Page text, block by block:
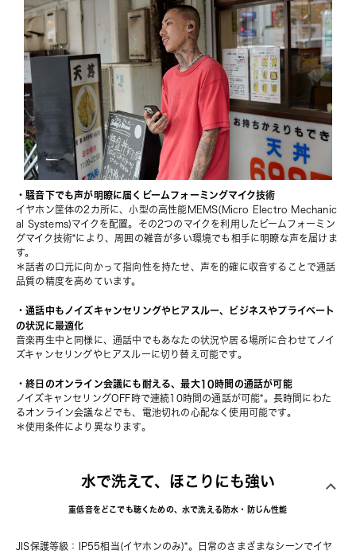
・騒音下でも声が明瞭に届くビームフォーミングマイク技術
イヤホン筐体の2カ所に、小型の高性能MEMS(Micro Electro Mechanic
al Systems)マイクを配置。その2つのマイクを利用したビームフォーミン
グマイク技術*により、周囲の雑音が多い環境でも相手に明瞭な声を届けま
す。
＊話者の口元に向かって指向性を持たせ、声を的確に収音することで通話
品質の精度を高めています。
・通話中もノイズキャンセリングやヒアスルー、ビジネスやプライベート
の状況に最適化
音楽再生中と同様に、通話中でもあなたの状況や居る場所に合わせてノイ
ズキャンセリングやヒアスルーに切り替え可能です。
・終日のオンライン会議にも耐える、最大10時間の通話が可能
ノイズキャンセリングOFF時で連続10時間の通話が可能*。長時間にわた
るオンライン会議などでも、電池切れの心配なく使用可能です。
＊使用条件により異なります。
水で洗えて、ほこりにも強い
重低音をどこでも聴くための、水で洗える防水・防じん性能
JIS保護等級：IP55相当(イヤホンのみ)*。日常のさまざまなシーンでイヤ